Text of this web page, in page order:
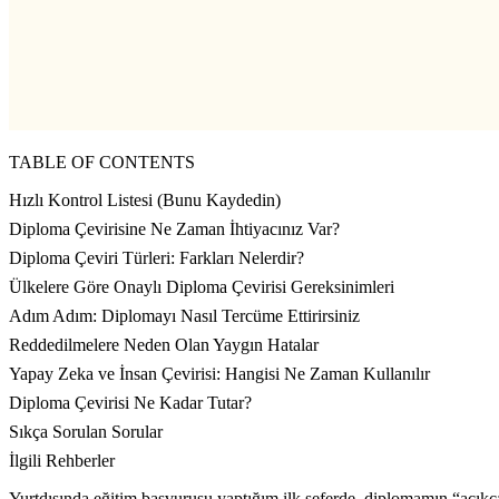
TABLE OF CONTENTS
Hızlı Kontrol Listesi (Bunu Kaydedin)
Diploma Çevirisine Ne Zaman İhtiyacınız Var?
Diploma Çeviri Türleri: Farkları Nelerdir?
Ülkelere Göre Onaylı Diploma Çevirisi Gereksinimleri
Adım Adım: Diplomayı Nasıl Tercüme Ettirirsiniz
Reddedilmelere Neden Olan Yaygın Hatalar
Yapay Zeka ve İnsan Çevirisi: Hangisi Ne Zaman Kullanılır
Diploma Çevirisi Ne Kadar Tutar?
Sıkça Sorulan Sorular
İlgili Rehberler